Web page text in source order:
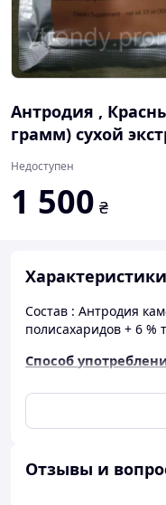
Антродия ,
грамм) сухой
Недоступен
1 500 ₴
Состав : Антродия
полисахаридов + 6 %
Способ
1ч.л. экстракта
принимают за1час
выпить.Запивают
Отзывы и